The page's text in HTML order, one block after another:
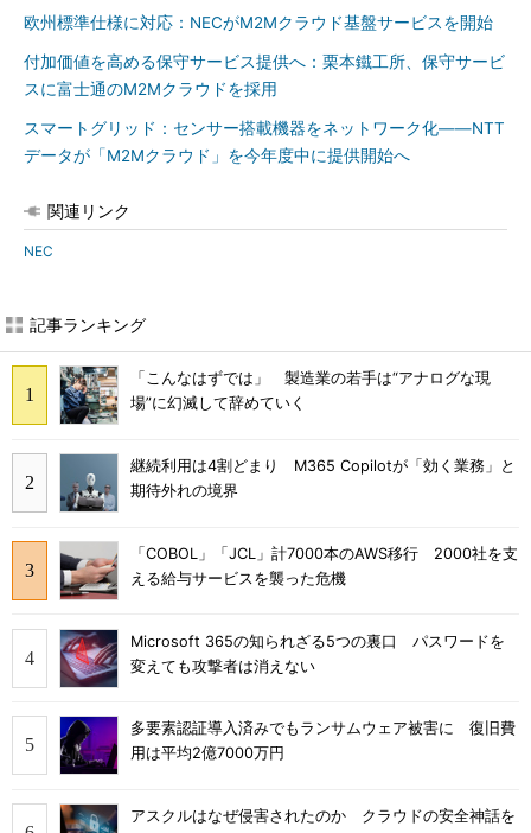
欧州標準仕様に対応：NECがM2Mクラウド基盤サービスを開始
付加価値を高める保守サービス提供へ：栗本鐵工所、保守サービ
スに富士通のM2Mクラウドを採用
スマートグリッド：センサー搭載機器をネットワーク化――NTT
データが「M2Mクラウド」を今年度中に提供開始へ
関連リンク
NEC
記事ランキング
「こんなはずでは」 製造業の若手は“アナログな現
場”に幻滅して辞めていく
継続利用は4割どまり M365 Copilotが「効く業務」と
期待外れの境界
「COBOL」「JCL」計7000本のAWS移行 2000社を支
える給与サービスを襲った危機
Microsoft 365の知られざる5つの裏口 パスワードを
変えても攻撃者は消えない
多要素認証導入済みでもランサムウェア被害に 復旧費
用は平均2億7000万円
アスクルはなぜ侵害されたのか クラウドの安全神話を